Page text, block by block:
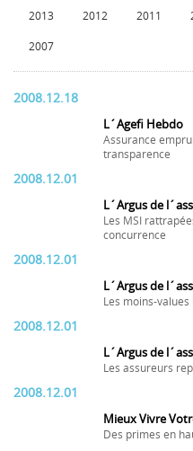
2013 2012 2011
2007
2008.12.18
L´Agefi Hebdo
Assurance
transparence
2008.12.01
L´Argus de
Les MSI
concurrence
2008.12.01
L´Argus de
Les moins-
2008.12.01
L´Argus de
Les assureurs
2008.12.01
Mieux Vivre
Des primes en